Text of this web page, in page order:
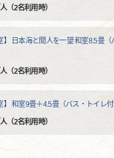
（2名利用時）
】 日本海と間人を一望 和室8.5畳
（2名利用時）
】 和室9畳＋4.5畳（バス・トイレ
（2名利用時）